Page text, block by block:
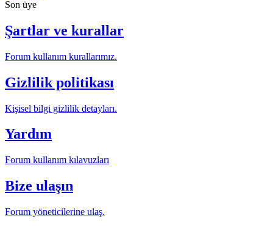
Son üye
Şartlar ve kurallar
Forum kullanım kurallarımız.
Gizlilik politikası
Kişisel bilgi gizlilik detayları.
Yardım
Forum kullanım kılavuzları
Bize ulaşın
Forum yöneticilerine ulaş.